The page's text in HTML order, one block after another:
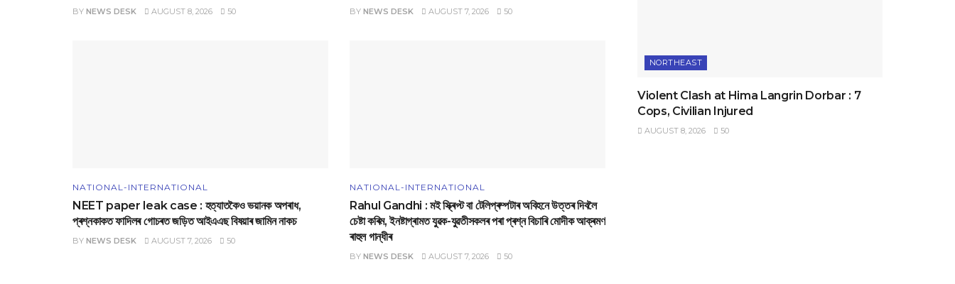
BY NEWS DESK AUGUST 8, 2026 50 BY NEWS DESK AUGUST 7, 2026 50
NATIONAL-INTERNATIONAL
NEET paper leak case : হত্যাতকৈও ভয়ানক অপৰাধ,
প্ৰশ্নকাকত ফাদিলৰ গোচৰত জড়িত আইএএছ বিষয়াৰ জামিন নাকচ
BY NEWS DESK AUGUST 7, 2026 50
NATIONAL-INTERNATIONAL
Rahul Gandhi : মই স্ক্ৰিপ্ট বা টেলিপ্ৰম্পটাৰ অবিহনে উত্তৰ দিবলৈ
চেষ্টা কৰিম, ইনষ্টাগ্ৰামত যুৱক-যুৱতীসকলৰ পৰা প্ৰশ্ন বিচাৰি মোদীক আক্ৰমণ
ৰাহুল গান্ধীৰ
BY NEWS DESK AUGUST 7, 2026 50
NORTHEAST
Violent Clash at Hima Langrin Dorbar : 7
Cops, Civilian Injured
AUGUST 8, 2026 50